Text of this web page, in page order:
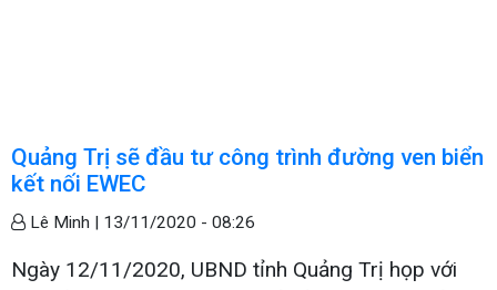
Quảng Trị sẽ đầu tư công trình đường ven biển
kết nối EWEC
Lê Minh | 13/11/2020 - 08:26
Ngày 12/11/2020, UBND tỉnh Quảng Trị họp với